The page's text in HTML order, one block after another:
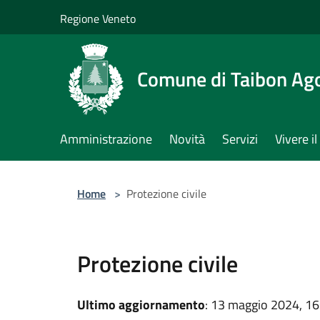
Regione Veneto
Comune di Taibon
Amministrazione Novità Servizi Vivere
Home > Protezione civile
Protezione civile
Ultimo aggiornamento: 13 maggio 2024,